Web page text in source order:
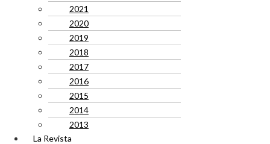
2021
2020
2019
2018
2017
2016
2015
2014
2013
La Revista